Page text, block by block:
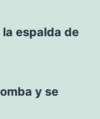
espalda de
y se